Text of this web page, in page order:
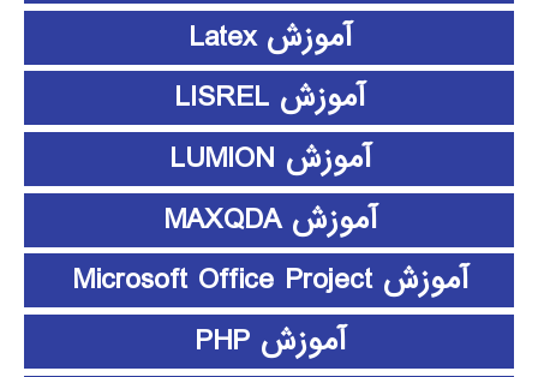
آموزش Latex
آموزش LISREL
آموزش LUMION
آموزش MAXQDA
آموزش Microsoft Office Project
آموزش PHP